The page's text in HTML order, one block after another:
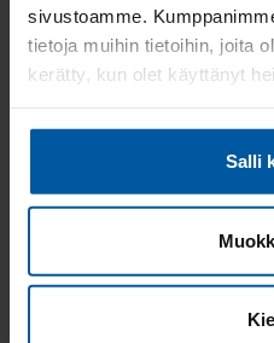
sivustoamme.
tietoja muihin tietoihin, joita
kerätty, kun olet käyttänyt
Salli
Myytävät asunnot Kustavi
Myytävät asunnot Turku
Myytävät asunnot Kuusamo
Myytävät asunnot Littoinen
Myytävät asunnot Poikko
Myytävät asunnot Yläne
Myytävät asunnot Riihikosi
Myytävät asunnot Piikkiö
Myytävät asunnot Naantali